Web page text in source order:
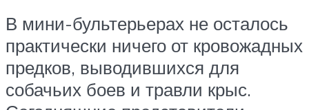
В мини-бультерьерах не осталось
практически ничего от кровожадных
предков, выводившихся для
собачьих боев и травли крыс.